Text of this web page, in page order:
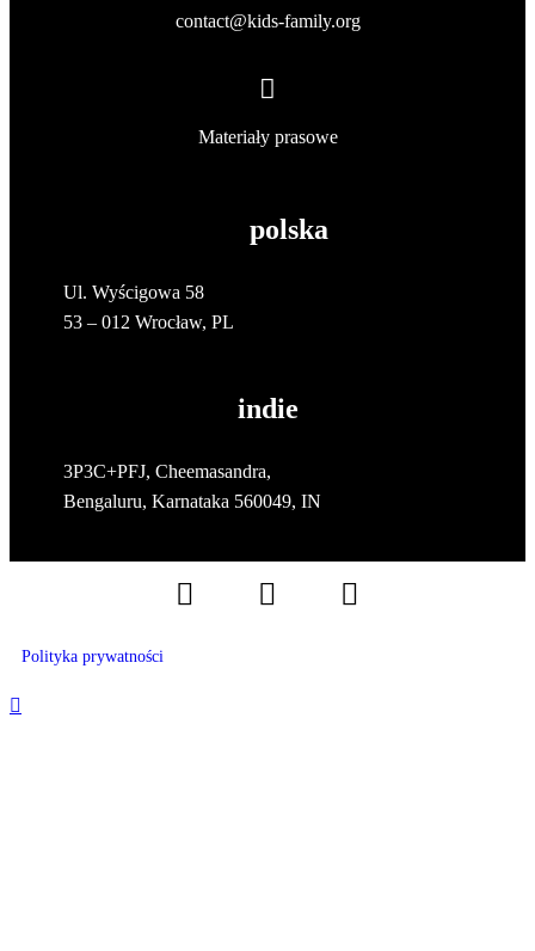
contact@kids-family.org
Materiały prasowe
polska
Ul. Wyścigowa 58
53 – 012 Wrocław, PL
indie
3P3C+PFJ, Cheemasandra,
Bengaluru, Karnataka 560049, IN
Polityka prywatności